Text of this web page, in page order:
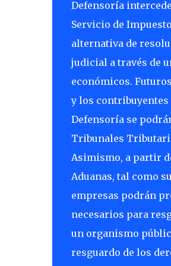
Defensoría
Servicio de
alternativa de
judicial a través de
económicos.
y los contribuyentes
Defensoría se
Tribunales
Asimismo, a partir
Aduanas, tal como
empresas podrán
necesarios para
un organismo
resguardo de los